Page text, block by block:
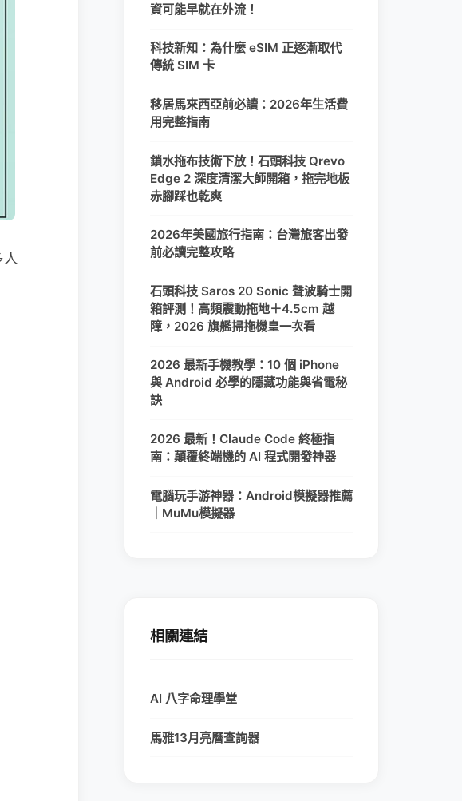
資可能早就在外流！
科技新知：為什麼 eSIM 正逐漸取代
傳統 SIM 卡
移居馬來西亞前必讀：2026年生活費
用完整指南
鎖水拖布技術下放！石頭科技 Qrevo
Edge 2 深度清潔大師開箱，拖完地板
赤腳踩也乾爽
2026年美國旅行指南：台灣旅客出發
前必讀完整攻略
石頭科技 Saros 20 Sonic 聲波騎士開
箱評測！高頻震動拖地＋4.5cm 越
障，2026 旗艦掃拖機皇一次看
2026 最新手機教學：10 個 iPhone
與 Android 必學的隱藏功能與省電秘
訣
2026 最新！Claude Code 終極指
南：顛覆終端機的 AI 程式開發神器
電腦玩手游神器：Android模擬器推薦
｜MuMu模擬器
相關連結
AI 八字命理學堂
馬雅13月亮曆查詢器